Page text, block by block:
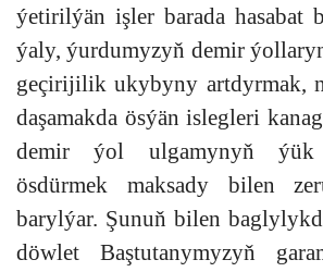
ýetirilýän işler barada hasabat
ýaly, ýurdumyzyň demir
geçirijilik ukybyny artdyrmak,
daşamakda ösýän islegleri
demir ýol ulgamynyň ýük
ösdürmek maksady bilen
barylýar. Şunuň bilen
döwlet Baştutanymyzyň